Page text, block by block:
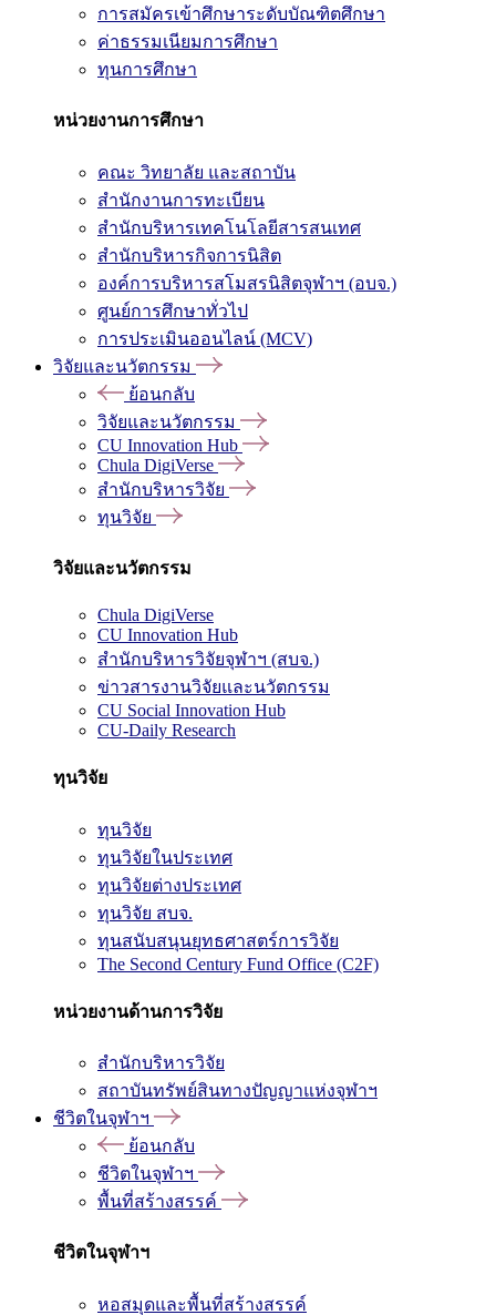
การสมัครเข้าศึกษาระดับบัณฑิตศึกษา
ค่าธรรมเนียมการศึกษา
ทุนการศึกษา
หน่วยงานการศึกษา
คณะ วิทยาลัย และสถาบัน
สำนักงานการทะเบียน
สำนักบริหารเทคโนโลยีสารสนเทศ
สำนักบริหารกิจการนิสิต
องค์การบริหารสโมสรนิสิตจุฬาฯ (อบจ.)
ศูนย์การศึกษาทั่วไป
การประเมินออนไลน์ (MCV)
วิจัยและนวัตกรรม
ย้อนกลับ
วิจัยและนวัตกรรม
CU Innovation Hub
Chula DigiVerse
สำนักบริหารวิจัย
ทุนวิจัย
วิจัยและนวัตกรรม
Chula DigiVerse
CU Innovation Hub
สำนักบริหารวิจัยจุฬาฯ (สบจ.)
ข่าวสารงานวิจัยและนวัตกรรม
CU Social Innovation Hub
CU-Daily Research
ทุนวิจัย
ทุนวิจัย
ทุนวิจัยในประเทศ
ทุนวิจัยต่างประเทศ
ทุนวิจัย สบจ.
ทุนสนับสนุนยุทธศาสตร์การวิจัย
The Second Century Fund Office (C2F)
หน่วยงานด้านการวิจัย
สำนักบริหารวิจัย
สถาบันทรัพย์สินทางปัญญาแห่งจุฬาฯ
ชีวิตในจุฬาฯ
ย้อนกลับ
ชีวิตในจุฬาฯ
พื้นที่สร้างสรรค์
ชีวิตในจุฬาฯ
หอสมุดและพื้นที่สร้างสรรค์